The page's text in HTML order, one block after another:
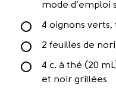
mode d’emploi
4 oignons
2 feuilles de
4 c. à thé (20
et noir grillées